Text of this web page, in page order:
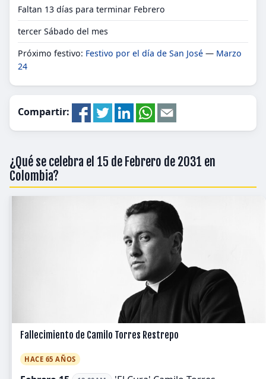
Faltan 13 días para terminar Febrero
tercer Sábado del mes
Próximo festivo: Festivo por el día de San José — Marzo
24
Compartir:
¿Qué se celebra el 15 de Febrero de 2031 en
Colombia?
Fallecimiento de Camilo Torres Restrepo
HACE 65 AÑOS